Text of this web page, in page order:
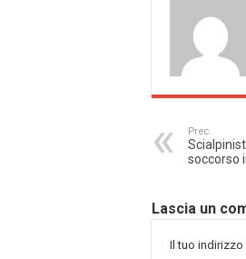
Prec.
soccorso
Lascia un
Il tuo indirizzo